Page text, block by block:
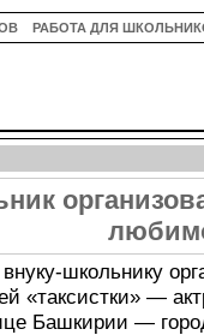
РАБОТА ДЛЯ
школьнику
«таксистки» —
Башкирии —